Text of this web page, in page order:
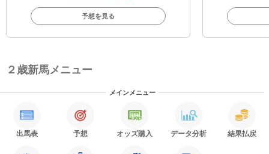
予想を見る
２歳新馬メニュー
メインメニュー
出馬表 予想 オッズ購入 データ分析 結果払戻